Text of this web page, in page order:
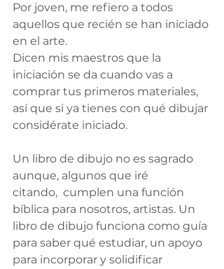
Por joven, me refiero a todos
aquellos que recién se han iniciado
en el arte.
Dicen mis maestros que la
iniciación se da cuando vas a
comprar tus primeros materiales,
así que si ya tienes con qué dibujar
considérate iniciado.
Un libro de dibujo no es sagrado
aunque, algunos que iré
citando,  cumplen una función
bíblica para nosotros, artistas. Un
libro de dibujo funciona como guía
para saber qué estudiar, un apoyo
para incorporar y solidificar